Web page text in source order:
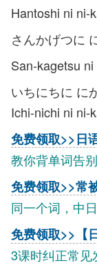
Hantoshi ni ni-
さんかげつに
San-kagetsu
いちにちに に
Ichi-nichi ni ni-
免费领取>>日
教你背单词告
免费领取>>常
同一个词，中
免费领取>>【
3课时纠正常见